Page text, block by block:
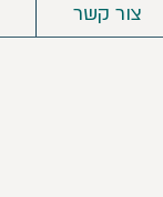
צור קשר